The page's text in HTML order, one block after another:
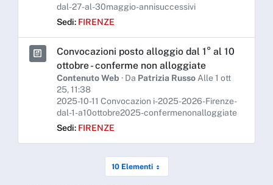
dal-27-al-30maggio-annisuccessivi
Sedi: FIRENZE
Convocazioni posto alloggio dal 1° al 10
ottobre - conferme non alloggiate
Contenuto Web · Da Patrizia Russo Alle 1 ott
25, 11:38
2025-10-11 Convocazion i-2025-2026-Firenze-
dal-1-a10ottobre2025-confermenonalloggiate
Sedi: FIRENZE
10 Elementi